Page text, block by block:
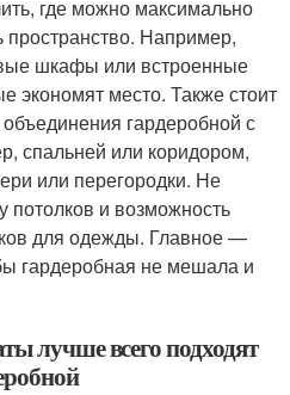
где можно максимально
Например,
шкафы или встроенные
экономят место. Также стоит
гардеробной с
спальней или коридором,
или перегородки. Не
потолков и возможность
для одежды. Главное —
гардеробная не мешала и
лучше всего подходят